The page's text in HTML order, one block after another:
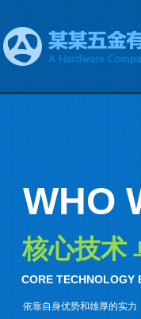
WHO
依靠自身优势和雄厚的实力
CORE TECHNOLOGY
核心技术